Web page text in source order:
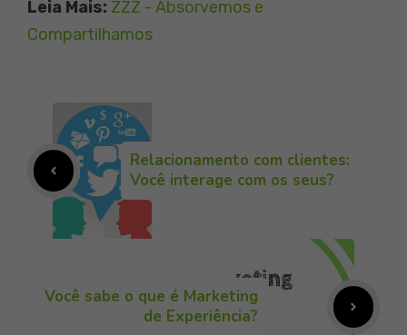
Leia Mais: ZZZ - Absorvemos e
Compartilhamos
Relacionamento com clientes:
Você interage com os seus?
Você sabe o que é Marketing
de Experiência?